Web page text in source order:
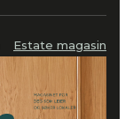
Estate magasin